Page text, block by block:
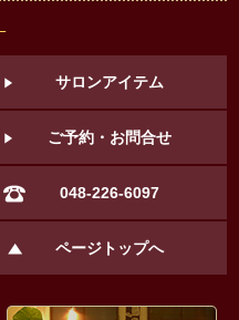
サロンアイテム
ご予約・お問合せ
048-226-6097
ページトップへ